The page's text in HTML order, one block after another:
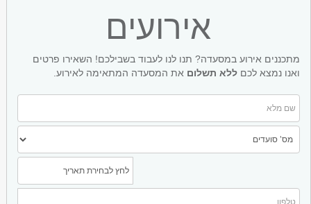
אירועים
מתכננים אירוע במסעדה? תנו לנו לעבוד בשבילכם! השאירו פרטים
ואנו נמצא לכם ללא תשלום את המסעדה המתאימה לאירוע.